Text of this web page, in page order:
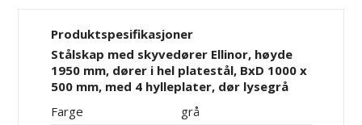
Produktspesifikasjoner
Stålskap med skyvedører Ellinor, høyde
1950 mm, dører i hel platestål, BxD 1000 x
500 mm, med 4 hylleplater, dør lysegrå
Farge
grå